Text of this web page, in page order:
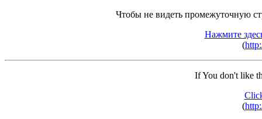
Чтобы не видеть промежуточную
Нажмите
(
If You don't like
(